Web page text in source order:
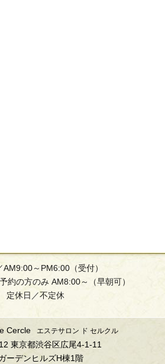
AM9:00～PM6:00（受付）
約の方のみ AM8:00～（早朝可）
定休日／不定休
Cercle エステサロン ド セルクル
東京都渋谷区広尾4-1-11
ーデンヒルズH棟1階